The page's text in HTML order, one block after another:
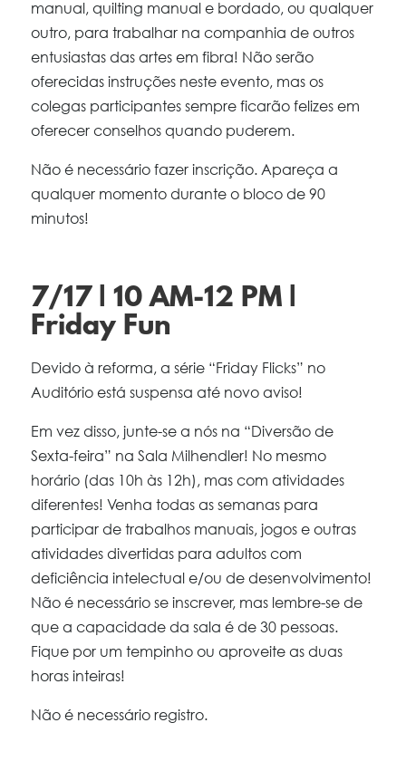
manual, quilting manual e bordado, ou qualquer
outro, para trabalhar na companhia de outros
entusiastas das artes em fibra! Não serão
oferecidas instruções neste evento, mas os
colegas participantes sempre ficarão felizes em
oferecer conselhos quando puderem.
Não é necessário fazer inscrição. Apareça a
qualquer momento durante o bloco de 90
minutos!
7/17 | 10 AM-12 PM |
Friday Fun
Devido à reforma, a série “Friday Flicks” no
Auditório está suspensa até novo aviso!
Em vez disso, junte-se a nós na “Diversão de
Sexta-feira” na Sala Milhendler! No mesmo
horário (das 10h às 12h), mas com atividades
diferentes! Venha todas as semanas para
participar de trabalhos manuais, jogos e outras
atividades divertidas para adultos com
deficiência intelectual e/ou de desenvolvimento!
Não é necessário se inscrever, mas lembre-se de
que a capacidade da sala é de 30 pessoas.
Fique por um tempinho ou aproveite as duas
horas inteiras!
Não é necessário registro.